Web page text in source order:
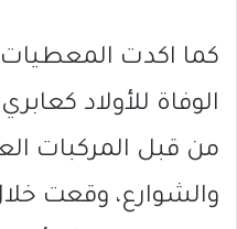
كما اكدت
الوفاة للأولاد
من قبل المركبات
والشوارع، وقعت